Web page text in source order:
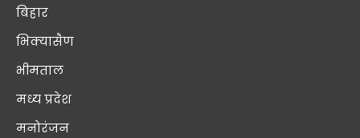
बिहार
भिक्यासैण
भीमताल
मध्य प्रदेश
मनोरंजन